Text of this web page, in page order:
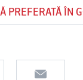
PREFERATĂ ÎN